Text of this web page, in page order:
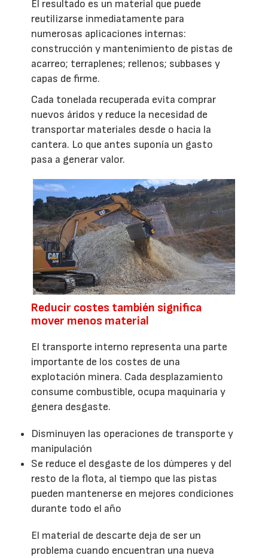
El resultado es un material que puede
reutilizarse inmediatamente para
numerosas aplicaciones internas:
construcción y mantenimiento de pistas de
acarreo; terraplenes; rellenos; subbases y
capas de firme.
Cada tonelada recuperada evita comprar
nuevos áridos y reduce la necesidad de
transportar materiales desde o hacia la
cantera. Lo que antes suponía un gasto
pasa a generar valor.
Reducir costes también significa
mover menos material
El transporte interno representa una parte
importante de los costes de una
explotación minera. Cada desplazamiento
consume combustible, ocupa maquinaria y
genera desgaste.
Disminuyen las operaciones de transporte y
manipulación
Se reduce el desgaste de los dúmperes y del
resto de la flota, al tiempo que las pistas
pueden mantenerse en mejores condiciones
durante todo el año
El material de descarte deja de ser un
problema cuando encuentran una nueva